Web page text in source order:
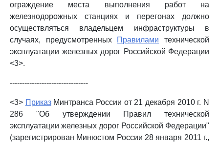
ограждение места выполнения работ на
железнодорожных станциях и перегонах должно
осуществляться владельцем инфраструктуры в
случаях, предусмотренных Правилами технической
эксплуатации железных дорог Российской Федерации
<3>.
--------------------------------
<3> ПриказМинтранса России от 21 декабря 2010 г. N
286 "Об утверждении Правил технической
эксплуатации железных дорог Российской Федерации"
(зарегистрирован Минюстом России 28 января 2011 г.,